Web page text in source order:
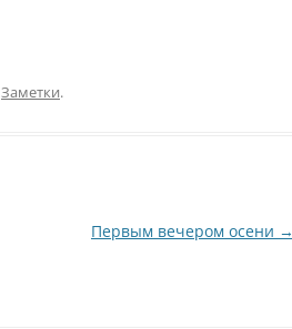
Заметки.
Первым вечером осени →